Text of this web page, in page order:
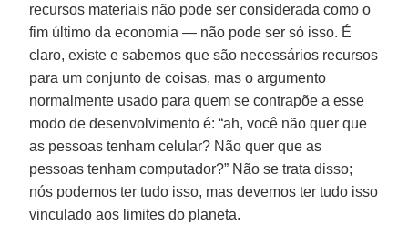
recursos materiais não pode ser considerada como o
fim último da economia — não pode ser só isso. É
claro, existe e sabemos que são necessários recursos
para um conjunto de coisas, mas o argumento
normalmente usado para quem se contrapõe a esse
modo de desenvolvimento é: “ah, você não quer que
as pessoas tenham celular? Não quer que as
pessoas tenham computador?” Não se trata disso;
nós podemos ter tudo isso, mas devemos ter tudo isso
vinculado aos limites do planeta.